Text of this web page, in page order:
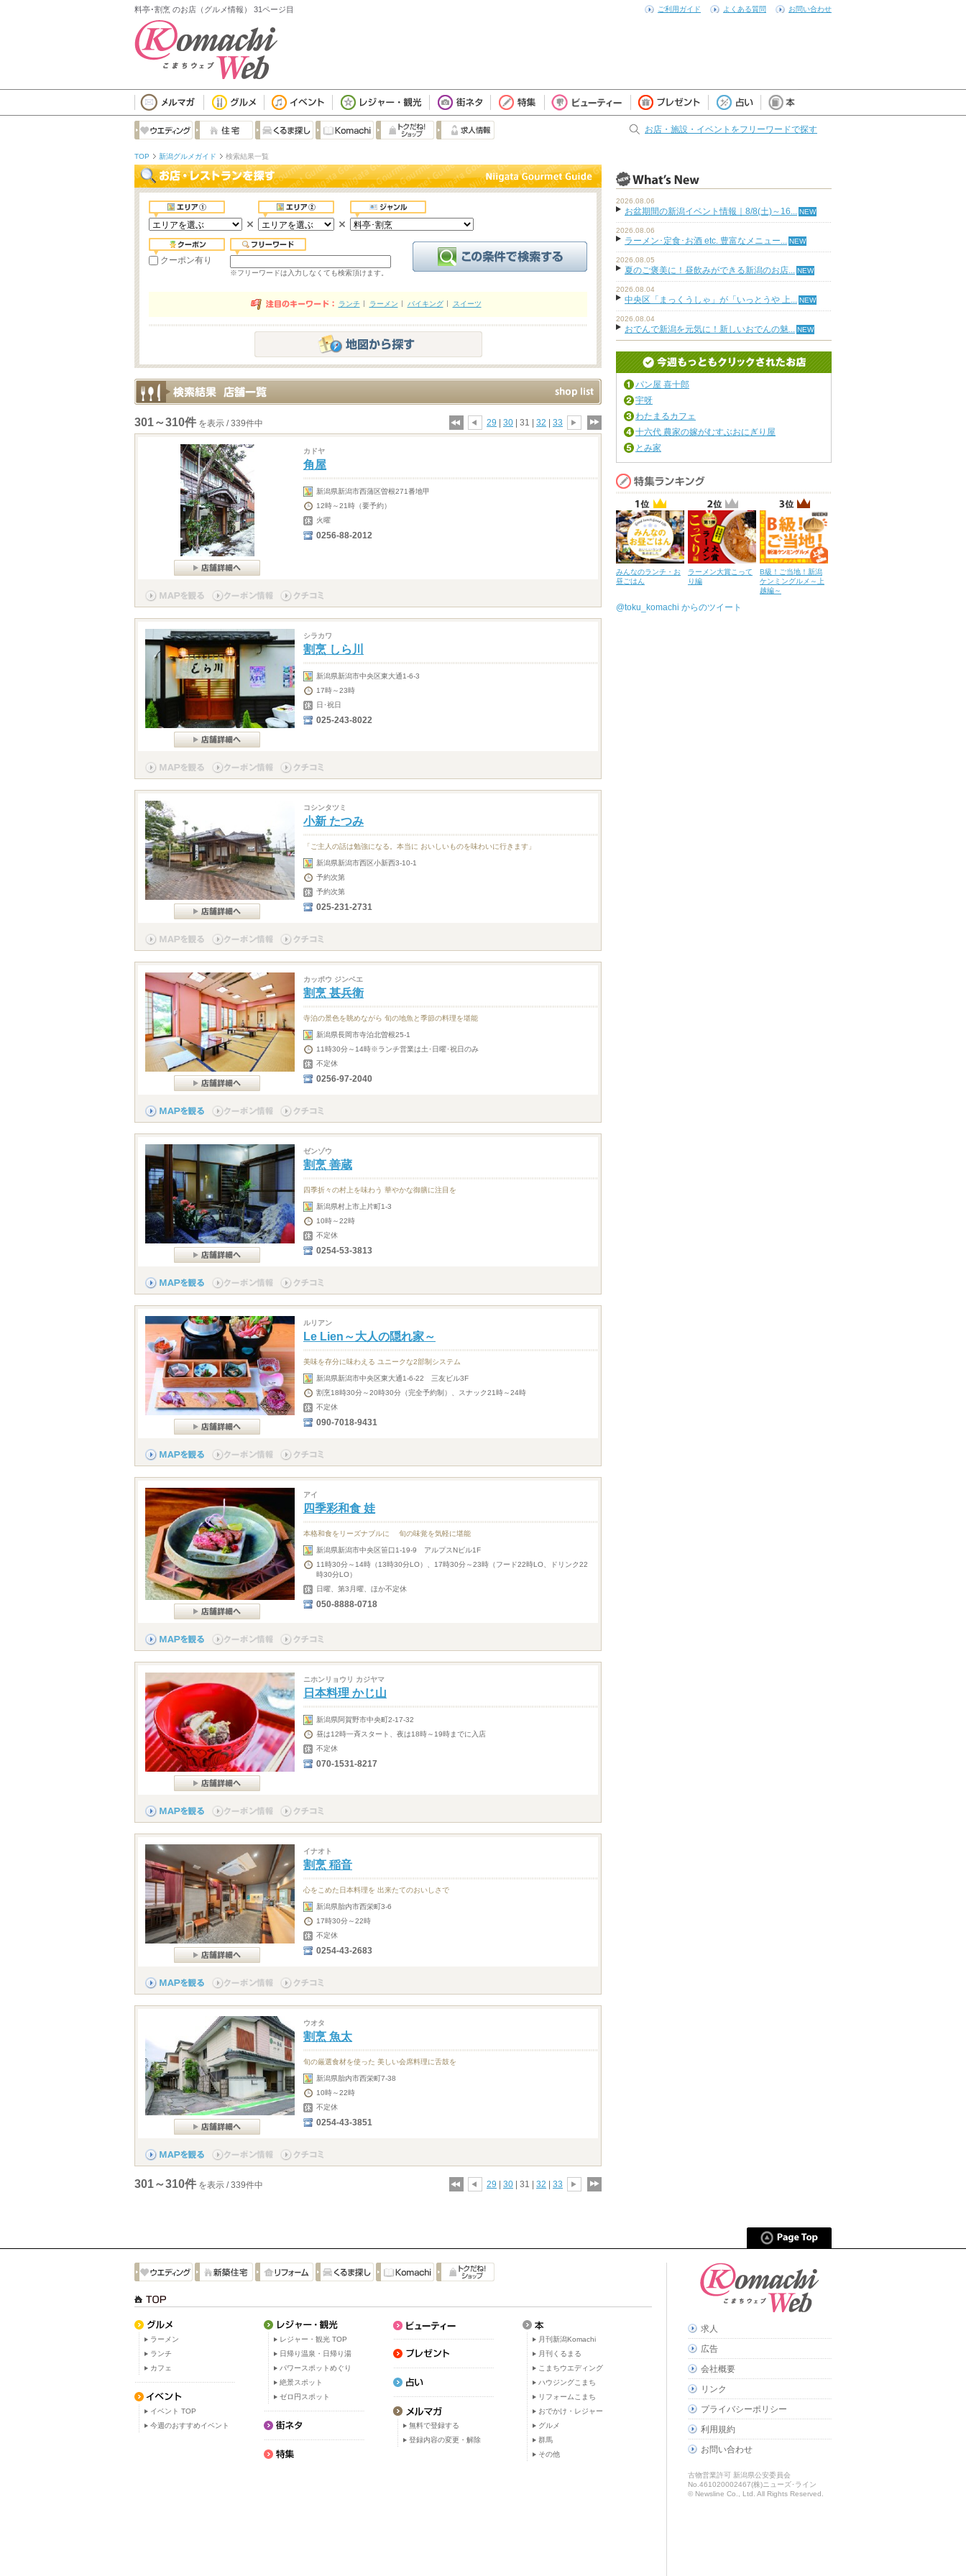
料亭･割烹 のお店（グルメ情報） 31ページ目 ご利用ガイド よくある質問 お問い合わせ
お店・施設・イベントをフリーワードで探す
TOP 新潟グルメガイド 検索結果一覧
クーポン有り
※フリーワードは入力しなくても検索頂けます。
ランチ ラーメン バイキング スイーツ
301～310件 を表示 / 339件中 29 30 | 31 | 32 33
カドヤ
角屋
新潟県新潟市西蒲区曽根271番地甲
12時～21時（要予約）
火曜
0256-88-2012
シラカワ
割烹 しら川
新潟県新潟市中央区東大通1-6-3
17時～23時
日･祝日
025-243-8022
コシンタツミ
小新 たつみ
「ご主人の話は勉強になる。本当に おいしいものを味わいに行きます」
新潟県新潟市西区小新西3-10-1
予約次第
予約次第
025-231-2731
カッポウ ジンベエ
割烹 甚兵衛
寺泊の景色を眺めながら 旬の地魚と季節の料理を堪能
新潟県長岡市寺泊北曽根25-1
11時30分～14時※ランチ営業は土･日曜･祝日のみ
不定休
0256-97-2040
ゼンゾウ
割烹 善蔵
四季折々の村上を味わう 華やかな御膳に注目を
新潟県村上市上片町1-3
10時～22時
不定休
0254-53-3813
ルリアン
Le Lien～大人の隠れ家～
美味を存分に味わえる ユニークな2部制システム
新潟県新潟市中央区東大通1-6-22 三友ビル3F
割烹18時30分～20時30分（完全予約制）、スナック21時～24時
不定休
090-7018-9431
アイ
四季彩和食 娃
本格和食をリーズナブルに 旬の味覚を気軽に堪能
新潟県新潟市中央区笹口1-19-9 アルプスNビル1F
11時30分～14時（13時30分LO）、17時30分～23時（フード22時LO、ドリンク22
時30分LO）
日曜、第3月曜、ほか不定休
050-8888-0718
ニホンリョウリ カジヤマ
日本料理 かじ山
新潟県阿賀野市中央町2-17-32
昼は12時一斉スタート、夜は18時～19時までに入店
不定休
070-1531-8217
イナオト
割烹 稲音
心をこめた日本料理を 出来たてのおいしさで
新潟県胎内市西栄町3-6
17時30分～22時
不定休
0254-43-2683
ウオタ
割烹 魚太
旬の厳選食材を使った 美しい会席料理に舌鼓を
新潟県胎内市西栄町7-38
10時～22時
不定休
0254-43-3851
301～310件 を表示 / 339件中 29 30 | 31 | 32 33
2026.08.06
お盆期間の新潟イベント情報｜8/8(土)～16...
2026.08.06
ラーメン･定食･お酒 etc. 豊富なメニュー...
2026.08.05
夏のご褒美に！昼飲みができる新潟のお店...
2026.08.04
中央区「まっくうしゃ」が「いっとうや 上...
2026.08.04
おでんで新潟を元気に！新しいおでんの魅...
パン屋 喜十郎
宇呀
わたまるカフェ
十六代 農家の嫁がむすぶおにぎり屋
とみ家
みんなのランチ・お
昼ごはん
ラーメン大賞こって
り編
B級！ご当地！新潟
ケンミングルメ～上
越編～
@toku_komachi からのツイート
ラーメン
ランチ
カフェ
イベント TOP
今週のおすすめイベント
レジャー・観光 TOP
日帰り温泉・日帰り湯
パワースポットめぐり
絶景スポット
ゼロ円スポット
無料で登録する
登録内容の変更・解除
月刊新潟Komachi
月刊くるまる
こまちウエディング
ハウジングこまち
リフォームこまち
おでかけ・レジャー
グルメ
群馬
その他
求人
広告
会社概要
リンク
プライバシーポリシー
利用規約
お問い合わせ
古物営業許可 新潟県公安委員会
No.461020002467(株)ニューズ･ライン
© Newsline Co., Ltd. All Rights Reserved.